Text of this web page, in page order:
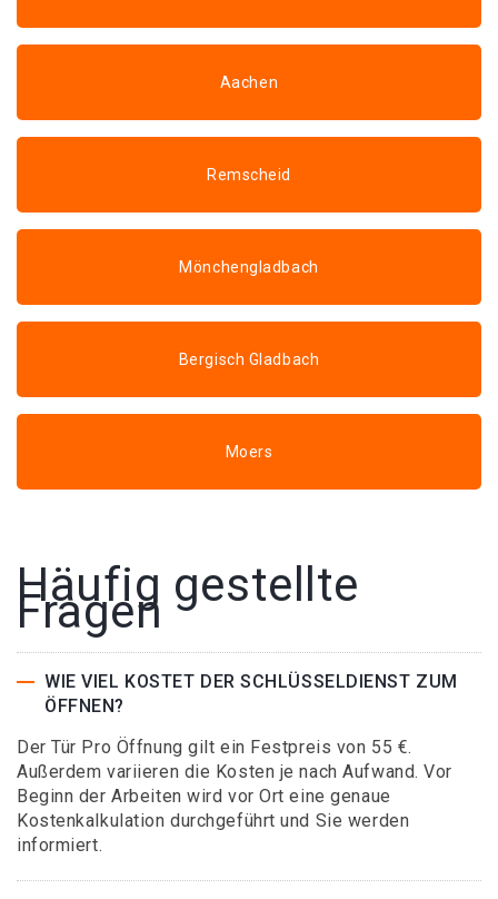
Aachen
Remscheid
Mönchengladbach
Bergisch Gladbach
Moers
Häufig gestellte
Fragen
WIE VIEL KOSTET DER SCHLÜSSELDIENST ZUM
ÖFFNEN?
Der Tür Pro Öffnung gilt ein Festpreis von 55 €.
Außerdem variieren die Kosten je nach Aufwand. Vor
Beginn der Arbeiten wird vor Ort eine genaue
Kostenkalkulation durchgeführt und Sie werden
informiert.